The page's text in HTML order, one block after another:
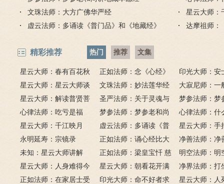
文珠法师：大方广佛华严经
星云大师：
虚云法师：多诵读《普门品》和《地藏经》
达摩祖师：
精彩推荐 热门 推荐 文集
星云大师：春有百花秋
有月，夏有凉风冬有雪；
若无闲事挂心头，便是人
间好时节。
正如法师：念《心经》
比《大悲咒》更好吗？
印光大师：安
话解
星云大师：星云大师谈
《心经》
文珠法师：妙法莲华经
大寂尼师：一
里可以读诵《
吗？
星云大师：解读普贤菩
萨十大愿王（附普贤行愿
品全文）
圣严法师：关于灵魂与
鬼的终极真相
梦参法师：梦
尚：金刚经
心律法师：吃亏是福
梦参法师：梦参老和尚
讲地藏本愿经
心律法师：什
有缘？
星云大师：千江映月
虚云法师：多诵读《普
门品》和《地藏经》
星云大师：手
满田，低头便
六根清净方为
来是向前。
永明延寿：宗镜录
正如法师：诵心经比大
悲咒功德大吗
净善法师：净
看风水与算命
运？
未知：星云大师讲解
正如法师：梁皇宝忏 慈
悲道场
明空法师：明
《心经》中的
星云大师：人身难得今
已得，佛法难闻今已闻；
星云大师：朝看花开满
树红，暮看花落树还空；
净界法师：打
该怎么念佛？
正如法师：在家居士受
印光大师：命不好者求
星云大师：人